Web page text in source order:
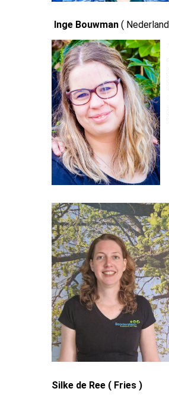
Inge Bouwman (
Silke de Ree ( Fries )